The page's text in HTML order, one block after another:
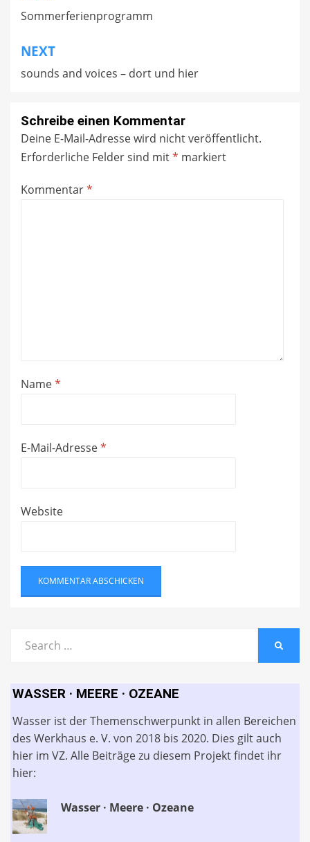
Sommerferienprogramm
NEXT
sounds and voices – dort und hier
Schreibe einen Kommentar
Deine E-Mail-Adresse wird nicht veröffentlicht.
Erforderliche Felder sind mit* markiert
Kommentar*
Name*
E-Mail-Adresse*
Website
for:
WASSER · MEERE · OZEANE
Wasser ist der Themenschwerpunkt in allen Bereichen
des Werkhaus e. V. von 2018 bis 2020. Dies gilt auch
hier im VZ. Alle Beiträge zu diesem Projekt findet ihr
hier:
Wasser · Meere · Ozeane